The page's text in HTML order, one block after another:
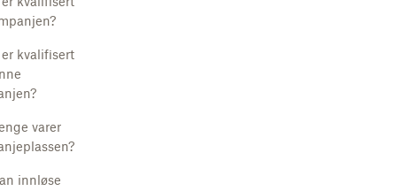
kvalifisert
varer
innløse